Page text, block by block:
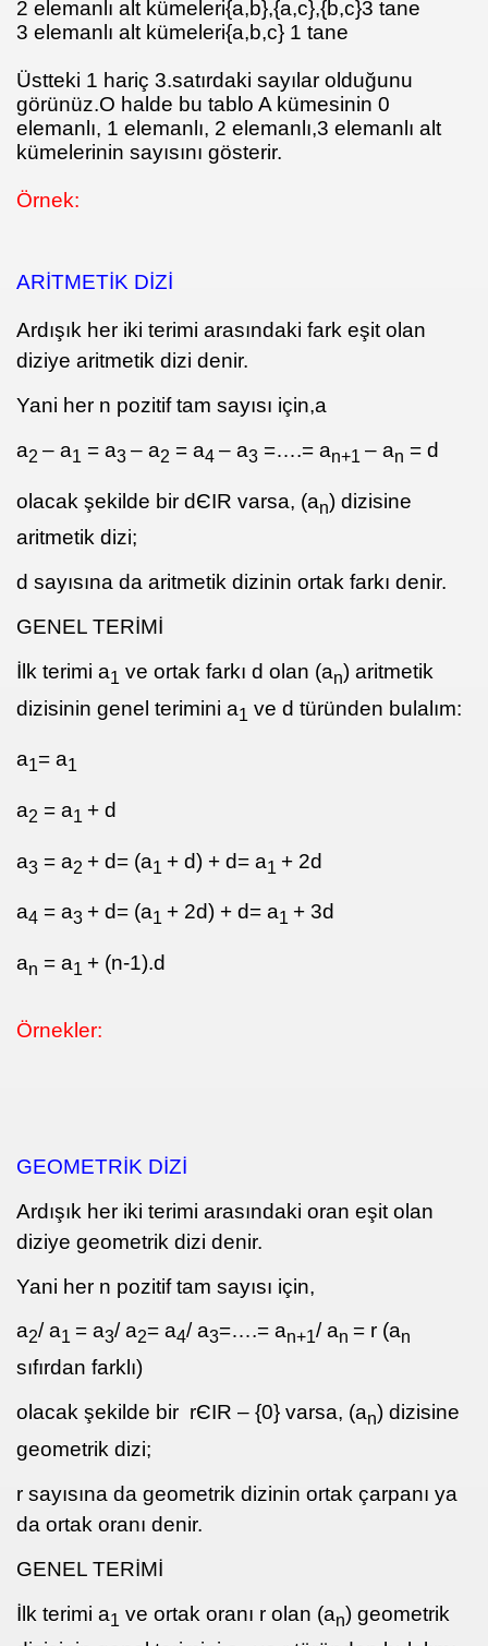
2 elemanlı alt kümeleri{a,b},{a,c},{b,c}3 tane
3 elemanlı alt kümeleri{a,b,c} 1 tane
Üstteki 1 hariç 3.satırdaki sayılar olduğunu
görünüz.O halde bu tablo A kümesinin 0
elemanlı, 1 elemanlı, 2 elemanlı,3 elemanlı alt
kümelerinin sayısını gösterir.
Örnek:
ARİTMETİK DİZİ
Ardışık her iki terimi arasındaki fark eşit olan
diziye aritmetik dizi denir.
Yani her n pozitif tam sayısı için,a
a2 – a1 = a3 – a2 = a4 – a3 =….= an+1 – an = d
olacak şekilde bir dЄIR varsa, (an) dizisine
aritmetik dizi;
d sayısına da aritmetik dizinin ortak farkı denir.
GENEL TERİMİ
İlk terimi a1 ve ortak farkı d olan (an) aritmetik
dizisinin genel terimini a1 ve d türünden bulalım:
a1= a1
a2 = a1 + d
a3 = a2 + d= (a1 + d) + d= a1 + 2d
a4 = a3 + d= (a1 + 2d) + d= a1 + 3d
an = a1 + (n-1).d
Örnekler:
GEOMETRİK DİZİ
Ardışık her iki terimi arasındaki oran eşit olan
diziye geometrik dizi denir.
Yani her n pozitif tam sayısı için,
a2/ a1 = a3/ a2= a4/ a3=….= an+1/ an = r (an
sıfırdan farklı)
olacak şekilde bir rЄIR – {0} varsa, (an) dizisine
geometrik dizi;
r sayısına da geometrik dizinin ortak çarpanı ya
da ortak oranı denir.
GENEL TERİMİ
İlk terimi a1 ve ortak oranı r olan (an) geometrik